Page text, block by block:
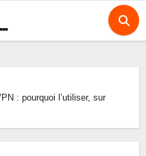
: pourquoi l’utiliser, sur